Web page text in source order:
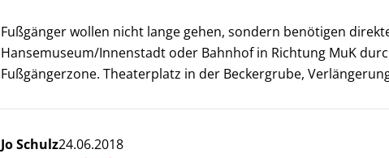
Fußgänger wollen nicht lange gehen, sondern benötigen
Hansemuseum/Innenstadt oder Bahnhof in Richtung MuK
Fußgängerzone. Theaterplatz in der Beckergrube,
Jo Schulz24.06.2018